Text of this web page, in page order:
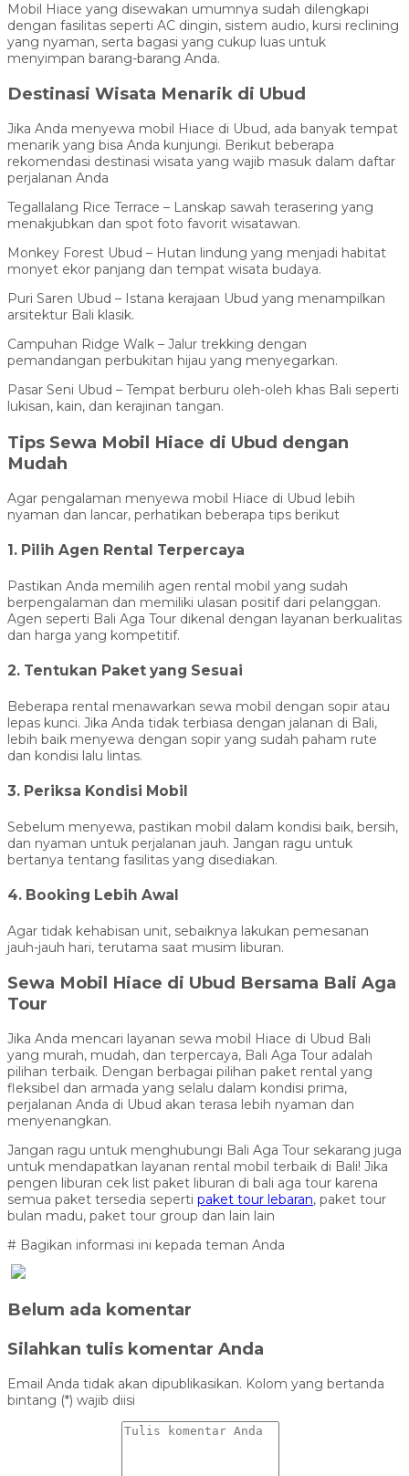
Mobil Hiace yang disewakan umumnya sudah dilengkapi
dengan fasilitas seperti AC dingin, sistem audio, kursi reclining
yang nyaman, serta bagasi yang cukup luas untuk
menyimpan barang-barang Anda.
Destinasi Wisata Menarik di Ubud
Jika Anda menyewa mobil Hiace di Ubud, ada banyak tempat
menarik yang bisa Anda kunjungi. Berikut beberapa
rekomendasi destinasi wisata yang wajib masuk dalam daftar
perjalanan Anda
Tegallalang Rice Terrace – Lanskap sawah terasering yang
menakjubkan dan spot foto favorit wisatawan.
Monkey Forest Ubud – Hutan lindung yang menjadi habitat
monyet ekor panjang dan tempat wisata budaya.
Puri Saren Ubud – Istana kerajaan Ubud yang menampilkan
arsitektur Bali klasik.
Campuhan Ridge Walk – Jalur trekking dengan
pemandangan perbukitan hijau yang menyegarkan.
Pasar Seni Ubud – Tempat berburu oleh-oleh khas Bali seperti
lukisan, kain, dan kerajinan tangan.
Tips Sewa Mobil Hiace di Ubud dengan
Mudah
Agar pengalaman menyewa mobil Hiace di Ubud lebih
nyaman dan lancar, perhatikan beberapa tips berikut
1. Pilih Agen Rental Terpercaya
Pastikan Anda memilih agen rental mobil yang sudah
berpengalaman dan memiliki ulasan positif dari pelanggan.
Agen seperti Bali Aga Tour dikenal dengan layanan berkualitas
dan harga yang kompetitif.
2. Tentukan Paket yang Sesuai
Beberapa rental menawarkan sewa mobil dengan sopir atau
lepas kunci. Jika Anda tidak terbiasa dengan jalanan di Bali,
lebih baik menyewa dengan sopir yang sudah paham rute
dan kondisi lalu lintas.
3. Periksa Kondisi Mobil
Sebelum menyewa, pastikan mobil dalam kondisi baik, bersih,
dan nyaman untuk perjalanan jauh. Jangan ragu untuk
bertanya tentang fasilitas yang disediakan.
4. Booking Lebih Awal
Agar tidak kehabisan unit, sebaiknya lakukan pemesanan
jauh-jauh hari, terutama saat musim liburan.
Sewa Mobil Hiace di Ubud Bersama Bali Aga
Tour
Jika Anda mencari layanan sewa mobil Hiace di Ubud Bali
yang murah, mudah, dan terpercaya, Bali Aga Tour adalah
pilihan terbaik. Dengan berbagai pilihan paket rental yang
fleksibel dan armada yang selalu dalam kondisi prima,
perjalanan Anda di Ubud akan terasa lebih nyaman dan
menyenangkan.
Jangan ragu untuk menghubungi Bali Aga Tour sekarang juga
untuk mendapatkan layanan rental mobil terbaik di Bali! Jika
pengen liburan cek list paket liburan di bali aga tour karena
semua paket tersedia seperti paket tour lebaran, paket tour
bulan madu, paket tour group dan lain lain
# Bagikan informasi ini kepada teman Anda
Belum ada komentar
Silahkan tulis komentar Anda
Email Anda tidak akan dipublikasikan. Kolom yang bertanda
bintang (*) wajib diisi